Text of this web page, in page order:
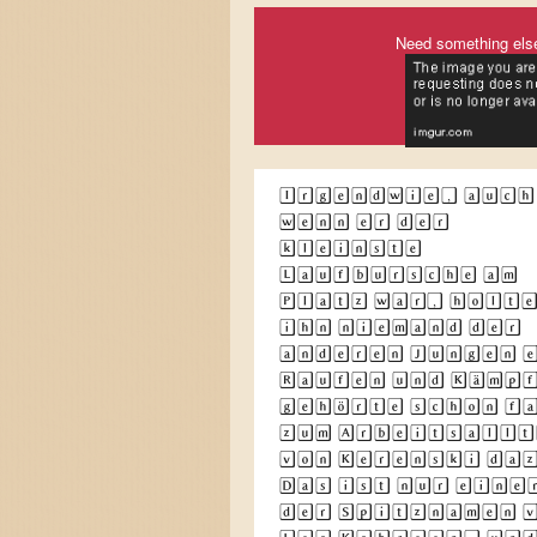
Need something
Irgendwie, auch
wenn er der
kleinste
Laufbursche am
Platz war, holte
ihn niemand der
anderen Jungen
Raufen und
gehörte schon
zum
von Kerenski
Das ist nur
der Spitznamen